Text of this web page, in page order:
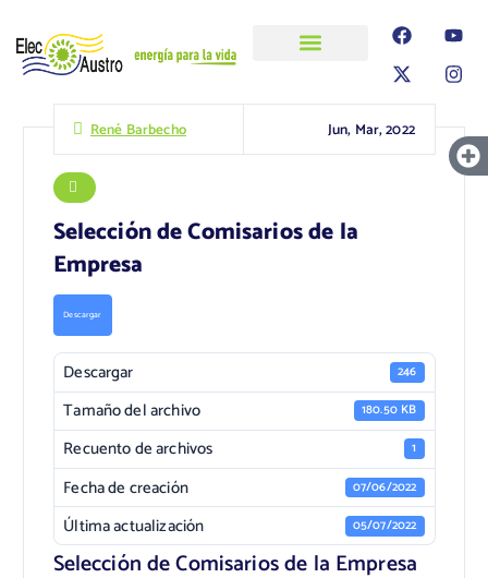
René Barbecho Jun, Mar, 2022
Selección de Comisarios de la
Empresa
Descargar
Descargar 246
Tamaño del archivo 180.50 KB
Recuento de archivos 1
Fecha de creación 07/06/2022
Última actualización 05/07/2022
Selección de Comisarios de la Empresa